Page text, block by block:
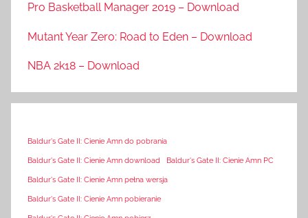
Pro Basketball Manager 2019 – Download
Mutant Year Zero: Road to Eden – Download
NBA 2k18 – Download
Baldur's Gate II: Cienie Amn do pobrania
Baldur's Gate II: Cienie Amn download Baldur's Gate II: Cienie Amn PC
Baldur's Gate II: Cienie Amn pełna wersja
Baldur's Gate II: Cienie Amn pobieranie